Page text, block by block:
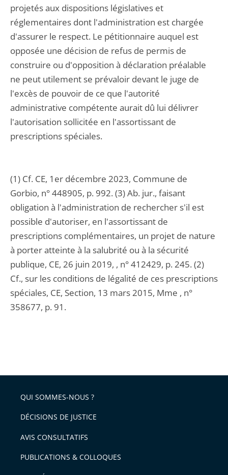
projetés aux dispositions législatives et
réglementaires dont l'administration est chargée
d'assurer le respect. Le pétitionnaire auquel est
opposée une décision de refus de permis de
construire ou d'opposition à déclaration préalable
ne peut utilement se prévaloir devant le juge de
l'excès de pouvoir de ce que l'autorité
administrative compétente aurait dû lui délivrer
l'autorisation sollicitée en l'assortissant de
prescriptions spéciales.
(1) Cf. CE, 1er décembre 2023, Commune de
Gorbio, n° 448905, p. 992. (3) Ab. jur., faisant
obligation à l'administration de rechercher s'il est
possible d'autoriser, en l'assortissant de
prescriptions complémentaires, un projet de nature
à porter atteinte à la salubrité ou à la sécurité
publique, CE, 26 juin 2019, , n° 412429, p. 245. (2)
Cf., sur les conditions de légalité de ces prescriptions
spéciales, CE, Section, 13 mars 2015, Mme , n°
358677, p. 91.
QUI SOMMES-NOUS ?
DÉCISIONS DE JUSTICE
AVIS CONSULTATIFS
PUBLICATIONS & COLLOQUES